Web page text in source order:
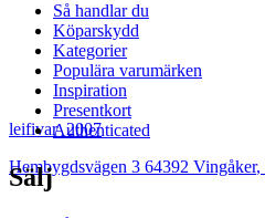
leifivar_2007
Hembygdsvägen 3 64392 Vingåker,
Så handlar du
Köparskydd
Kategorier
Populära varumärken
Inspiration
Presentkort
Authenticated
Sälj